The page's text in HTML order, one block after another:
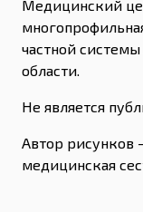
Медицинский
частной
области.
Не является
Автор рисунков
медицинская